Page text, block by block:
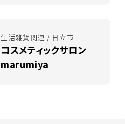
生活雑貨関連 / 日立市
コスメティックサロン
marumiya